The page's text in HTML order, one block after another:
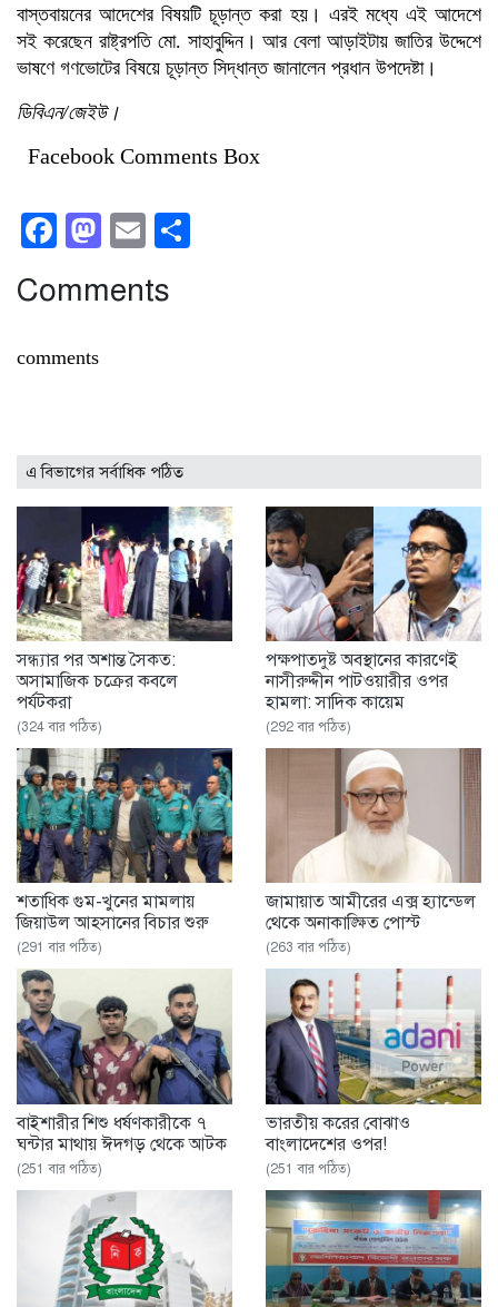
বাস্তবায়নের আদেশের বিষয়টি চূড়ান্ত করা হয়। এরই মধ্যে এই আদেশে
সই করেছেন রাষ্ট্রপতি মো. সাহাবুদ্দিন। আর বেলা আড়াইটায় জাতির উদ্দেশে
ভাষণে গণভোটের বিষয়ে চূড়ান্ত সিদ্ধান্ত জানালেন প্রধান উপদেষ্টা।
ডিবিএন/জেইউ।
Facebook Comments Box
Facebook
Mastodon
Email
Comments
comments
এ বিভাগের সর্বাধিক পঠিত
সন্ধ্যার পর অশান্ত সৈকত:
অসামাজিক চক্রের কবলে
পর্যটকরা
(324 বার পঠিত)
পক্ষপাতদুষ্ট অবস্থানের কারণেই
নাসীরুদ্দীন পাটওয়ারীর ওপর
হামলা: সাদিক কায়েম
(292 বার পঠিত)
শতাধিক গুম-খুনের মামলায়
জিয়াউল আহসানের বিচার শুরু
(291 বার পঠিত)
জামায়াত আমীরের এক্স হ্যান্ডেল
থেকে অনাকাঙ্ক্ষিত পোস্ট
(263 বার পঠিত)
বাইশারীর শিশু ধর্ষণকারীকে ৭
ঘন্টার মাথায় ঈদগড় থেকে আটক
(251 বার পঠিত)
ভারতীয় করের বোঝাও
বাংলাদেশের ওপর!
(251 বার পঠিত)